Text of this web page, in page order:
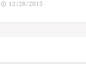
12/28/2015